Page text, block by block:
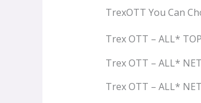
TrexOTT You Can
Trex OTT – ALL*
Trex OTT – ALL*
Trex OTT – ALL*